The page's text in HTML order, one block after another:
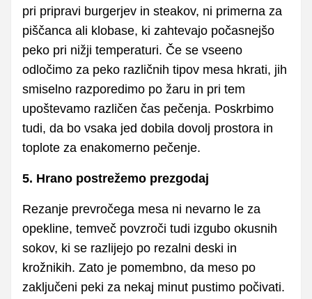
pri pripravi burgerjev in steakov, ni primerna za
piščanca ali klobase, ki zahtevajo počasnejšo
peko pri nižji temperaturi. Če se vseeno
odločimo za peko različnih tipov mesa hkrati, jih
smiselno razporedimo po žaru in pri tem
upoštevamo različen čas pečenja. Poskrbimo
tudi, da bo vsaka jed dobila dovolj prostora in
toplote za enakomerno pečenje.
5. Hrano postrežemo prezgodaj
Rezanje prevročega mesa ni nevarno le za
opekline, temveč povzroči tudi izgubo okusnih
sokov, ki se razlijejo po rezalni deski in
krožnikih. Zato je pomembno, da meso po
zaključeni peki za nekaj minut pustimo počivati.